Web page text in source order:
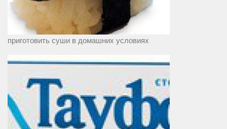
приготовить суши в домашних условиях